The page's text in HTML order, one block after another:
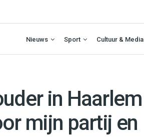
Nieuws Sport Cultuur & Media
in Haarlem
mijn partij en